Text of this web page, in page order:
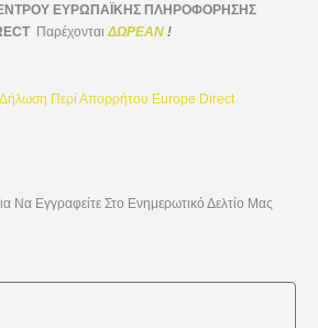
ΕΥΡΩΠΑΪΚΗΣ ΠΛΗΡΟΦΟΡΗΣΗΣ
Παρέχονται ΔΩΡΕΑΝ !
Περί Απορρήτου Europe Direct
Να Εγγραφείτε Στο Ενημερωτικό Δελτίο Μας